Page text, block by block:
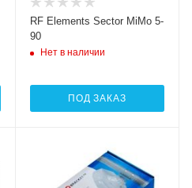
RF Elements Sector MiMo 5-
90
Нет в наличии
ПОД ЗАКАЗ